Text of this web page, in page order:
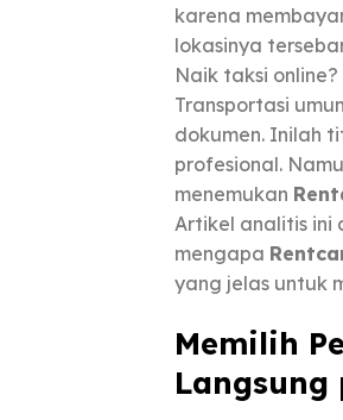
karena
lokasinya
Naik taksi
Transportasi
dokumen. Inilah
profesional.
menemukan
Artikel analitis ini
mengapa
yang jelas untuk
Memilih
Langsung